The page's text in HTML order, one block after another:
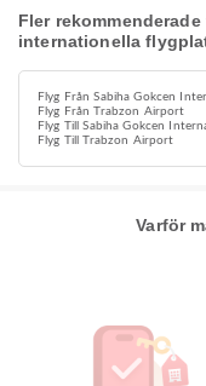
Fler
internationella
Flyg Från Sabiha Gokcen
Flyg Från Trabzon Airport
Flyg Till Sabiha Gokcen
Flyg Till Trabzon Airport
Varför